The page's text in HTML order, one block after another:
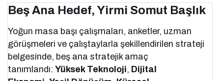
Beş Ana Hedef, Yirmi Somut Başlık
Yoğun masa başı çalışmaları, anketler, uzman
görüşmeleri ve çalıştaylarla şekillendirilen strateji
belgesinde, beş ana stratejik amaç
tanımlandı:Yüksek Teknoloji, Dijital